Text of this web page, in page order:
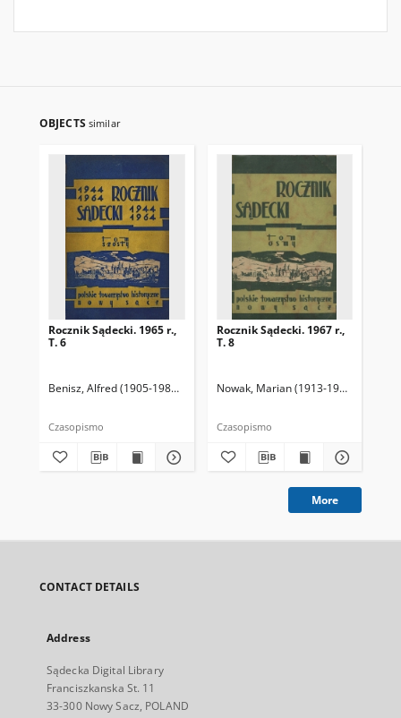
OBJECTS similar
Rocznik Sądecki. 1965 r.,
T. 6
Benisz, Alfred (1905-1987). Redaktor Dziwik, Kazimierz (1931-1991).
Czasopismo
Rocznik Sądecki. 1967 r.,
T. 8
Nowak, Marian (1913-1991).
Czasopismo
More
CONTACT DETAILS
Address
Sądecka Digital Library
Franciszkanska St. 11
33-300 Nowy Sacz, POLAND